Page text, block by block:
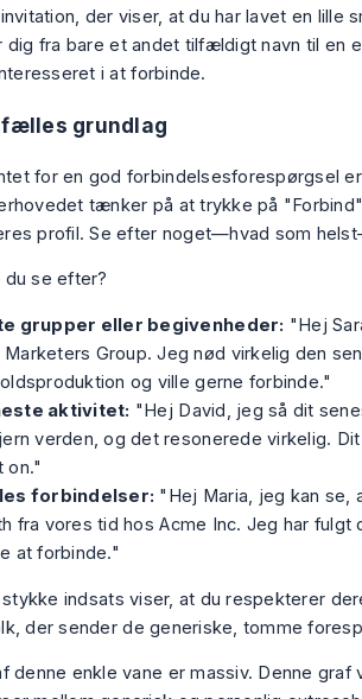
der viser, at du har lavet en lille
dig fra bare et andet tilfældigt navn til en
i at forbinde.
fælles grundlag
for en god forbindelsesforespørgsel
tænker på at trykke på
profil. Se efter noget—hvad som
du se efter?
grupper eller begivenheder: "Hej
Marketers Group. Jeg nød virkelig den
og ville gerne forbinde."
aktivitet: "Hej David, jeg så dit
verden, og det resonerede virkelig.
on."
forbindelser: "Hej Maria, jeg kan se,
fra vores tid hos Acme Inc. Jeg har
at forbinde."
indsats viser, at du respekterer
der sender de generiske, tomme
denne enkle vane er massiv. Denne